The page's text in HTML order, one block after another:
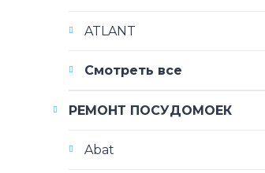
ATLANT
Смотреть все
РЕМОНТ ПОСУДОМОЕК
Abat